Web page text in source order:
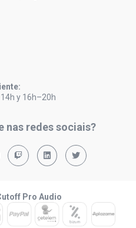
y 16h–20h
nas redes sociais?
Pro Audio